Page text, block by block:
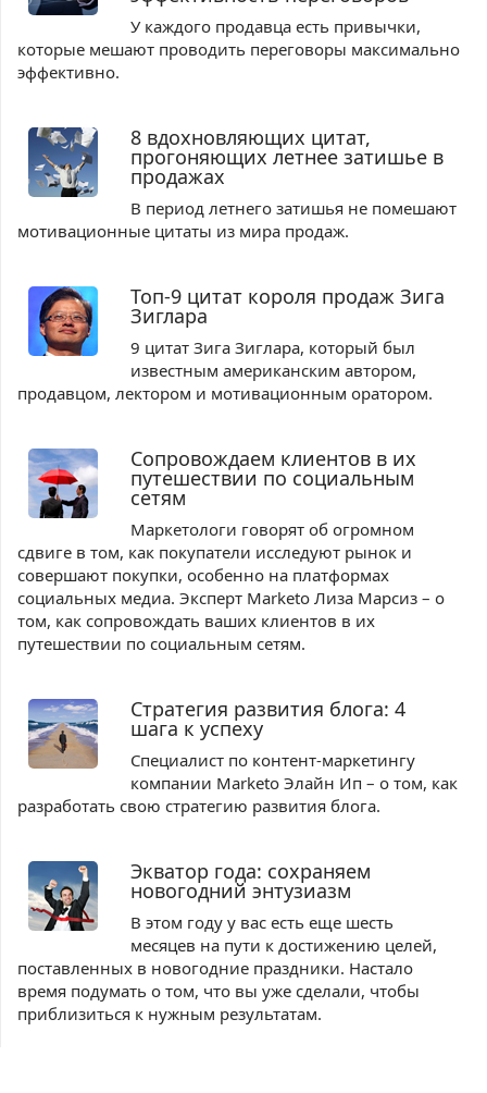
У каждого продавца есть привычки,
которые мешают проводить переговоры максимально
эффективно.
8 вдохновляющих цитат,
прогоняющих летнее затишье в
продажах
В период летнего затишья не помешают
мотивационные цитаты из мира продаж.
Топ-9 цитат короля продаж Зига
Зиглара
9 цитат Зига Зиглара, который был
известным американским автором,
продавцом, лектором и мотивационным оратором.
Сопровождаем клиентов в их
путешествии по социальным
сетям
Маркетологи говорят об огромном
сдвиге в том, как покупатели исследуют рынок и
совершают покупки, особенно на платформах
социальных медиа. Эксперт Marketo Лиза Марсиз – о
том, как сопровождать ваших клиентов в их
путешествии по социальным сетям.
Стратегия развития блога: 4
шага к успеху
Специалист по контент-маркетингу
компании Marketo Элайн Ип – о том, как
разработать свою стратегию развития блога.
Экватор года: сохраняем
новогодний энтузиазм
В этом году у вас есть еще шесть
месяцев на пути к достижению целей,
поставленных в новогодние праздники. Настало
время подумать о том, что вы уже сделали, чтобы
приблизиться к нужным результатам.